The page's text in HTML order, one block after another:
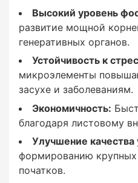
Оптимальная
+10…+25°C.
Не рекомендуется
время дождя или на
растения.
Высокий уровень
развитие мощной
генеративных органов.
Устойчивость к
микроэлементы
засухе и заболеваниям.
Экономичность:
благодаря листовому
Улучшение качества
формированию
початков.